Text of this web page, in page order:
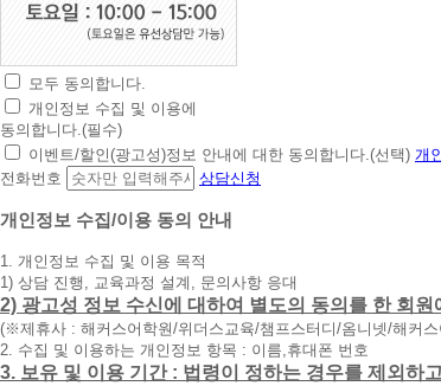
초
간
편
상
담
청
휴
대
폰
번
호
를
모두 동의합니다.
개인정보 수집 및 이용에
동의합니다.(필수)
이벤트/할인(광고성)정보 안내에 대한 동의합니다.(선택) 개
전화번호
상담신청
개인정보 수집/이용 동의 안내
1. 개인정보 수집 및 이용 목적
1) 상담 진행, 교육과정 설계, 문의사항 응대
2) 광고성 정보 수신에 대하여 별도의 동의를 한 회
(※제휴사 : 해커스어학원/위더스교육/챔프스터디/옴니넷/해커
2. 수집 및 이용하는 개인정보 항목 : 이름,휴대폰 번호
3. 보유 및 이용 기간 : 법령이 정하는 경우를 제외하